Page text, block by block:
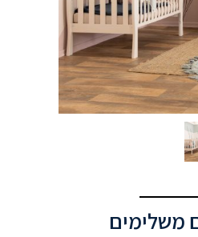
משלימים